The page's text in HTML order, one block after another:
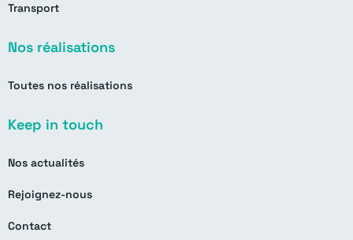
Transport
Nos réalisations
Toutes nos réalisations
Keep in touch
Nos actualités
Rejoignez-nous
Contact